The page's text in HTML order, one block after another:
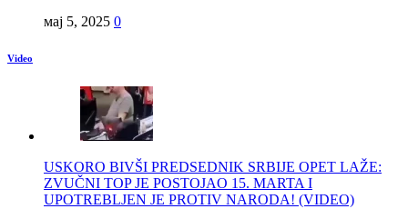
мај 5, 2025 0
Video
USKORO BIVŠI PREDSEDNIK SRBIJE OPET LAŽE:
ZVUČNI TOP JE POSTOJAO 15. MARTA I
UPOTREBLJEN JE PROTIV NARODA! (VIDEO)